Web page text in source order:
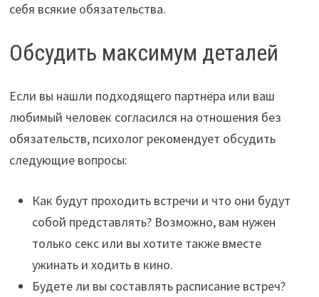
себя всякие обязательства.
Обсудить максимум деталей
Если вы нашли подходящего партнёра или ваш
любимый человек согласился на отношения без
обязательств, психолог рекомендует обсудить
следующие вопросы:
Как будут проходить встречи и что они будут
собой представлять? Возможно, вам нужен
только секс или вы хотите также вместе
ужинать и ходить в кино.
Будете ли вы составлять расписание встреч?